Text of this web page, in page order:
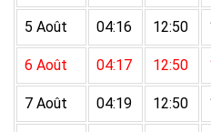
5 Août 04:16 12:50
6 Août 04:17 12:50
7 Août 04:19 12:50